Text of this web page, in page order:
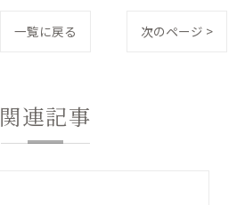
一覧に戻る 次のページ >
関連記事